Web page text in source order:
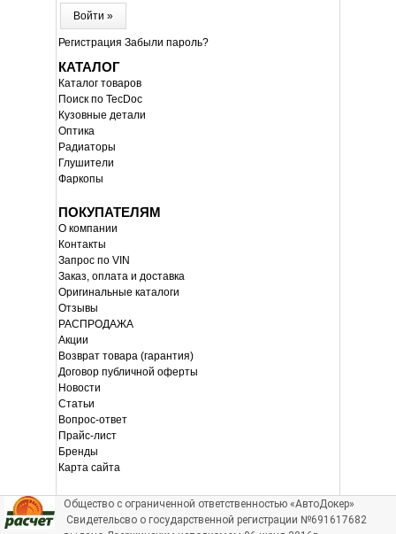
Войти »
Регистрация Забыли пароль?
КАТАЛОГ
Каталог товаров
Поиск по TecDoc
Кузовные детали
Оптика
Радиаторы
Глушители
Фаркопы
ПОКУПАТЕЛЯМ
О компании
Контакты
Запрос по VIN
Заказ, оплата и доставка
Оригинальные каталоги
Отзывы
РАСПРОДАЖА
Акции
Возврат товара (гарантия)
Договор публичной оферты
Новости
Статьи
Вопрос-ответ
Прайс-лист
Бренды
Карта сайта
Общество с ограниченной ответственностью «АвтоДокер»
Свидетельсво о государственной регистрации №691617682